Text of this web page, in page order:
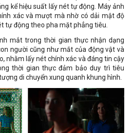
kể hiệu suất lấy nét tự động. Máy ảnh
xác và mượt mà nhờ có dải mật độ
tự động theo pha mặt phẳng tiêu.
mắt trong thời gian thực nhận dạng
người cũng như mắt của động vật và
nhằm lấy nét chính xác và đáng tin cậy
thời gian thực đảm bảo duy trì tiêu
di chuyển xung quanh khung hình.